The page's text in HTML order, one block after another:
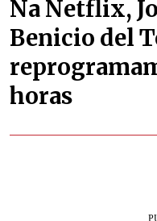
Na Netflix,
Benicio del
horas